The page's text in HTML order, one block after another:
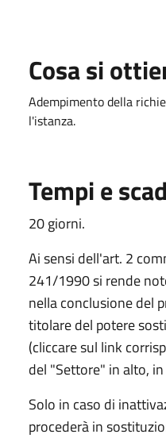
Cosa si
Adempimento della
l'istanza.
Tempi e
20 giorni.
Ai sensi dell'art. 2
241/1990 si rende
nella conclusione del
titolare del potere
(cliccare sul link
del "Settore" in alto,
Solo in caso di
procederà in